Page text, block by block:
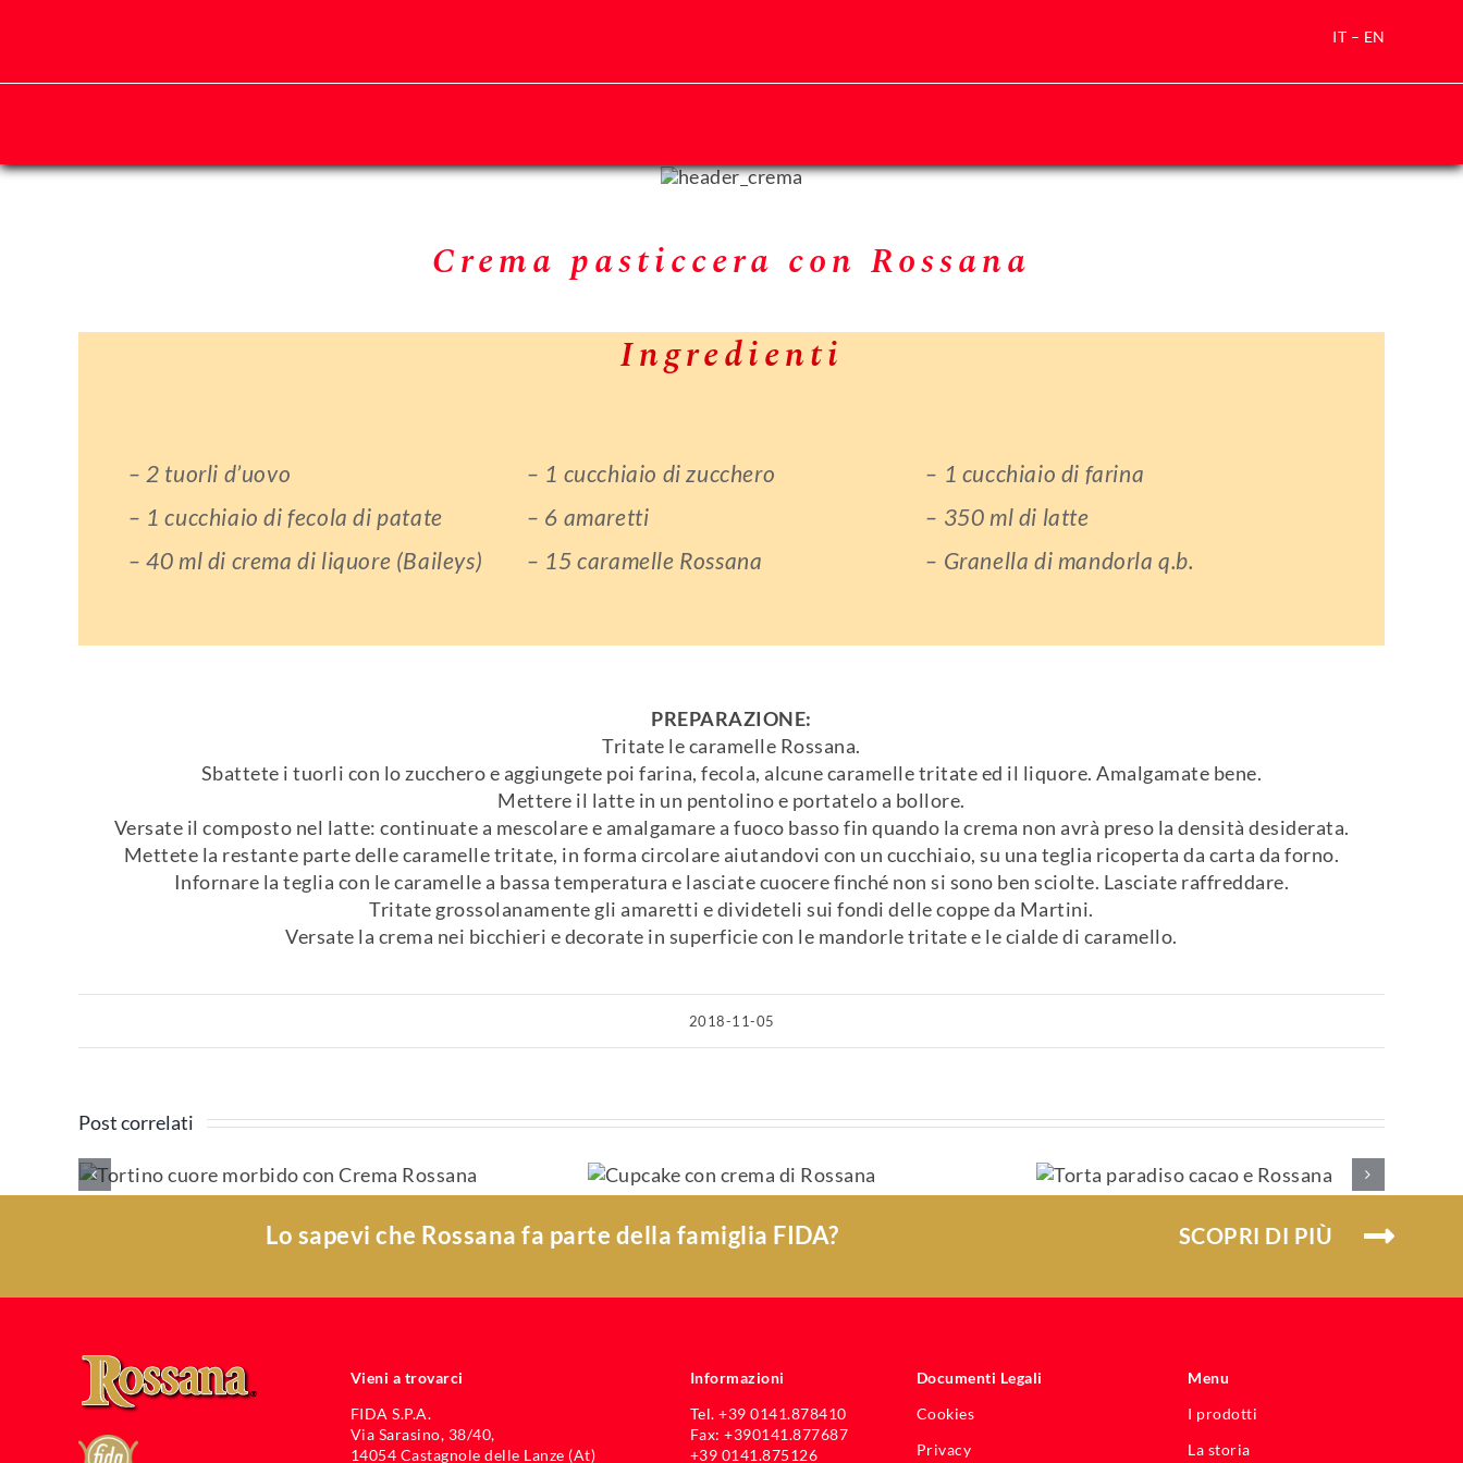
IT – EN
Crema pasticcera con Rossana
Ingredienti
– 2 tuorli d’uovo – 1 cucchiaio di zucchero
– 1 cucchiaio di farina
– 1 cucchiaio di fecola di patate
– 6 amaretti
– 350 ml di latte
– 40 ml di crema di liquore (Baileys)
– 15 caramelle Rossana – Granella di mandorla q.b.
PREPARAZIONE:
Tritate le caramelle Rossana.
Sbattete i tuorli con lo zucchero e aggiungete poi farina, fecola, alcune caramelle tritate ed il liquore. Amalgamate bene.
Mettere il latte in un pentolino e portatelo a bollore.
Versate il composto nel latte: continuate a mescolare e amalgamare a fuoco basso fin quando la crema non avrà preso la densità desiderata.
Mettete la restante parte delle caramelle tritate, in forma circolare aiutandovi con un cucchiaio, su una teglia ricoperta da carta da forno.
Infornare la teglia con le caramelle a bassa temperatura e lasciate cuocere finché non si sono ben sciolte. Lasciate raffreddare.
Tritate grossolanamente gli amaretti e divideteli sui fondi delle coppe da Martini.
Versate la crema nei bicchieri e decorate in superficie con le mandorle tritate e le cialde di caramello.
2018-11-05
Post correlati
crema di Rossana
cacao e Rossana
Lo sapevi che Rossana fa parte della famiglia FIDA? SCOPRI DI PIÙ
Vieni a trovarci
FIDA S.P.A.
Via Sarasino, 38/40,
14054 Castagnole delle Lanze (At)
Informazioni
Tel. +39 0141.878410
Fax: +390141.877687
+39 0141.875126
Documenti Legali
Cookies
Privacy
Menu
I prodotti
La storia